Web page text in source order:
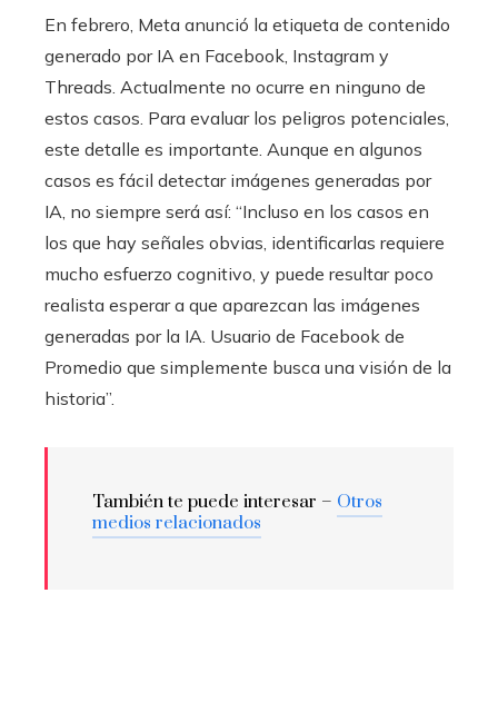
En febrero, Meta anunció la etiqueta de contenido
generado por IA en Facebook, Instagram y
Threads. Actualmente no ocurre en ninguno de
estos casos. Para evaluar los peligros potenciales,
este detalle es importante. Aunque en algunos
casos es fácil detectar imágenes generadas por
IA, no siempre será así: “Incluso en los casos en
los que hay señales obvias, identificarlas requiere
mucho esfuerzo cognitivo, y puede resultar poco
realista esperar a que aparezcan las imágenes
generadas por la IA. Usuario de Facebook de
Promedio que simplemente busca una visión de la
historia”.
También te puede interesar – Otros
medios relacionados